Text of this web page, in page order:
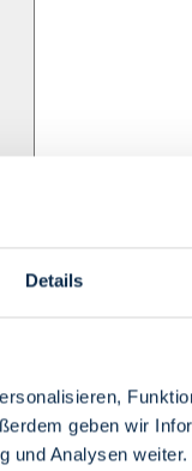
Details
geben wir
Analysen